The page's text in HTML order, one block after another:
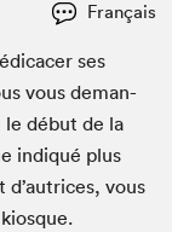
Français
ses
vous deman­
le début de la
indiqué plus
d’autrices, vous